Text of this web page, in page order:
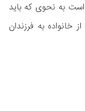
است به نحوی که باید
به فرزندان